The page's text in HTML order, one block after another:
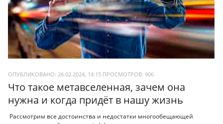
ОПУБЛИКОВАНО: 26.02.2024, 14:15 ПРОСМОТРОВ: 906
Что такое метавселенная, зачем она
нужна и когда придёт в нашу жизнь
Рассмотрим все достоинства и недостатки многообещающей